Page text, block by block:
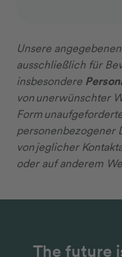
Unsere
ausschließlich für
insbesondere
von unerwünschter
Form
personenbezogener
von jeglicher
oder auf anderem
The future